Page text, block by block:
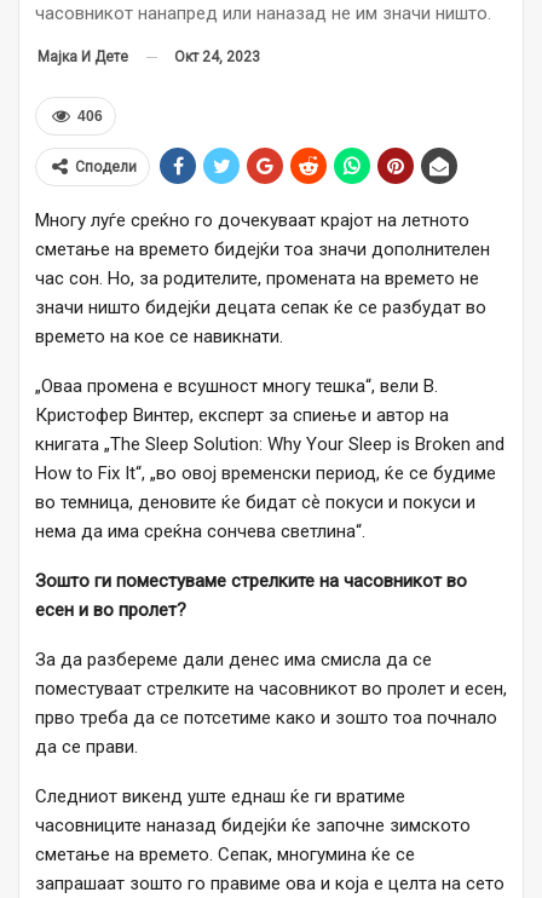
часовникот нанапред или наназад не им значи ништо.
Мајка И Дете Окт 24, 2023
406
Сподели
Многу луѓе среќно го дочекуваат крајот на летното
сметање на времето бидејќи тоа значи дополнителен
час сон. Но, за родителите, промената на времето не
значи ништо бидејќи децата сепак ќе се разбудат во
времето на кое се навикнати.
„Оваа промена е всушност многу тешка“, вели В.
Кристофер Винтер, експерт за спиење и автор на
книгата „The Sleep Solution: Why Your Sleep is Broken and
How to Fix It“, „во овој временски период, ќе се будиме
во темница, деновите ќе бидат сѐ покуси и покуси и
нема да има среќна сончева светлина“.
Зошто ги поместуваме стрелките на часовникот во
есен и во пролет?
За да разбереме дали денес има смисла да се
поместуваат стрелките на часовникот во пролет и есен,
прво треба да се потсетиме како и зошто тоа почнало
да се прави.
Следниот викенд уште еднаш ќе ги вратиме
часовниците наназад бидејќи ќе започне зимското
сметање на времето. Сепак, многумина ќе се
запрашаат зошто го правиме ова и која е целта на сето